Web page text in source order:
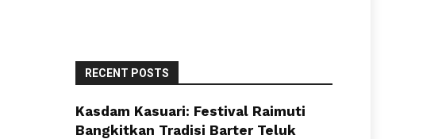
RECENT POSTS
Kasdam Kasuari: Festival Raimuti
Bangkitkan Tradisi Barter Teluk